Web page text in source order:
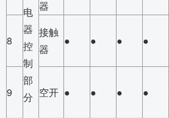
电
器
控
制
部
分
器
8
接触
器
● ● ● ●
9 空开 ● ● ● ●